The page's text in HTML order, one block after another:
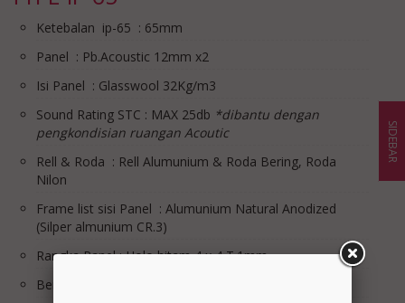
Ketebalan ip-65 : 65mm
Panel : Pb.Acoustic 12mm x2
Isi Panel : Glasswool 32Kg/m3
Sound Rating STC : MAX 25db *dibantu dengan
pengkondisian ruangan Acoutic
Rell & Roda : Rell Alumunium & Roda Bering, Roda
Nilon
Frame list sisi Panel : Alumunium Natural Anodized
(Silper almunium CR.3)
Rangka Panel : Holo hitam 4 x 4 T.1mm
Berat Panel /m2 : 15Kg/m2
SIDEBAR